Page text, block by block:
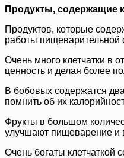
Продукты, содержащие
Продуктов, которые
работы пищеварительной
Очень много клетчатки в
ценность и делая более
В бобовых содержатся
помнить об их
Фрукты в большом
улучшают пищеварение и
Очень богаты клетчаткой